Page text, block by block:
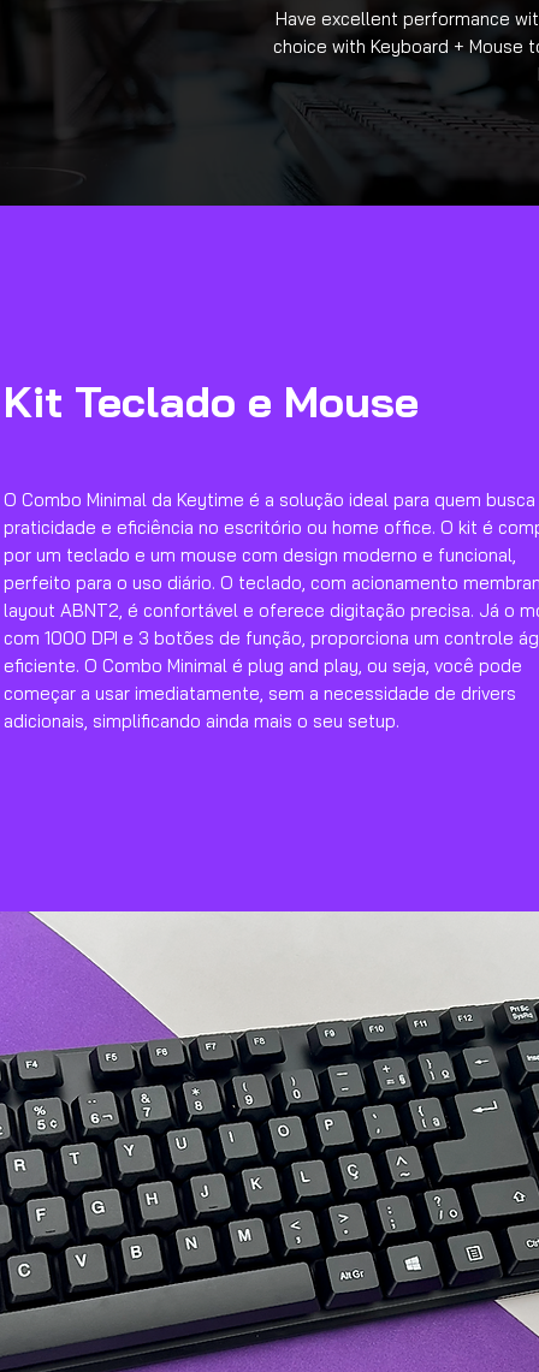
Have excellent performance
choice with Keyboard + Mouse
Kit Teclado e Mouse
O Combo Minimal da Keytime é a solução ideal para quem busca
praticidade e eficiência no escritório ou home office. O kit é
por um teclado e um mouse com design moderno e funcional,
perfeito para o uso diário. O teclado, com acionamento
layout ABNT2, é confortável e oferece digitação precisa. Já o
com 1000 DPI e 3 botões de função, proporciona um controle
eficiente. O Combo Minimal é plug and play, ou seja, você pode
começar a usar imediatamente, sem a necessidade de drivers
adicionais, simplificando ainda mais o seu setup.